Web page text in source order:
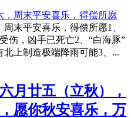
末平安喜乐，得偿所愿1、
伤，凶手已死亡2、“白海豚”
上制造极端降雨可能3、...
月廿五（立秋），
愿你秋安喜乐，万